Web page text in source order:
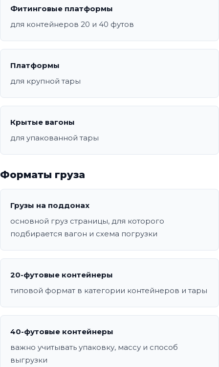
Фитинговые платформы
для контейнеров 20 и 40 футов
Платформы
для крупной тары
Крытые вагоны
для упакованной тары
Форматы груза
Грузы на поддонах
основной груз страницы, для которого
подбирается вагон и схема погрузки
20-футовые контейнеры
типовой формат в категории контейнеров и тары
40-футовые контейнеры
важно учитывать упаковку, массу и способ
выгрузки